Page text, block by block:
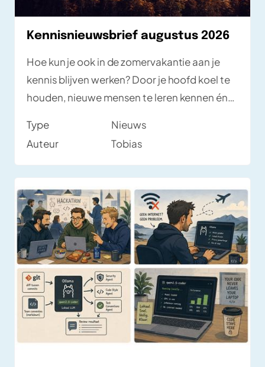
Kennisnieuwsbrief augustus 2026
Hoe kun je ook in de zomervakantie aan je
kennis blijven werken? Door je hoofd koel te
houden, nieuwe mensen te leren kennen én
nemen. Met meetups en goede artikelen. En
er zijn de komende tijd twee gratis online
conferenties: Testμ Conference en EuroSTAR
Global Series.
Type
Nieuws
Auteur
Tobias